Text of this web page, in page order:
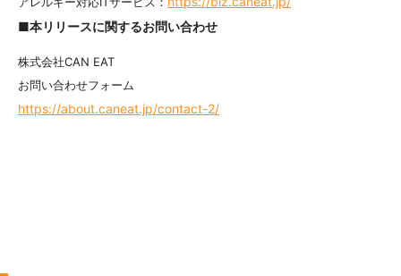
■本リリースに関するお問い合わせ
株式会社CAN EAT
お問い合わせフォーム
https://about.caneat.jp/contact-2/